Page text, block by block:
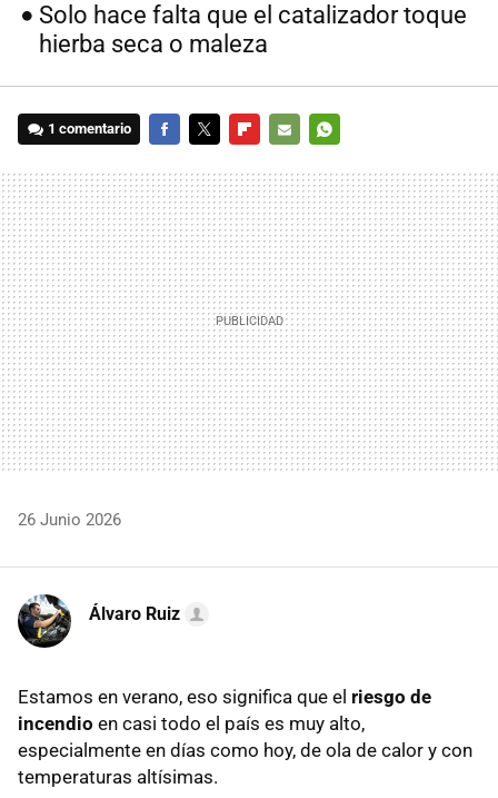
Solo hace falta que el catalizador toque
hierba seca o maleza
1 comentario
MAIL
26 Junio 2026
Álvaro Ruiz
Estamos en verano, eso significa que el riesgo de
incendio en casi todo el país es muy alto,
especialmente en días como hoy, de ola de calor y con
temperaturas altísimas.